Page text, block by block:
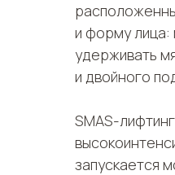
и форму лица:
удерживать
и двойного
SMAS-
запускается